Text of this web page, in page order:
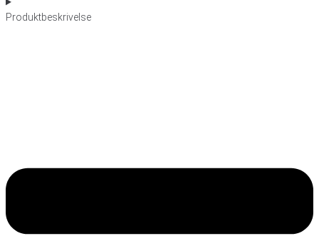
Produktbeskrivelse